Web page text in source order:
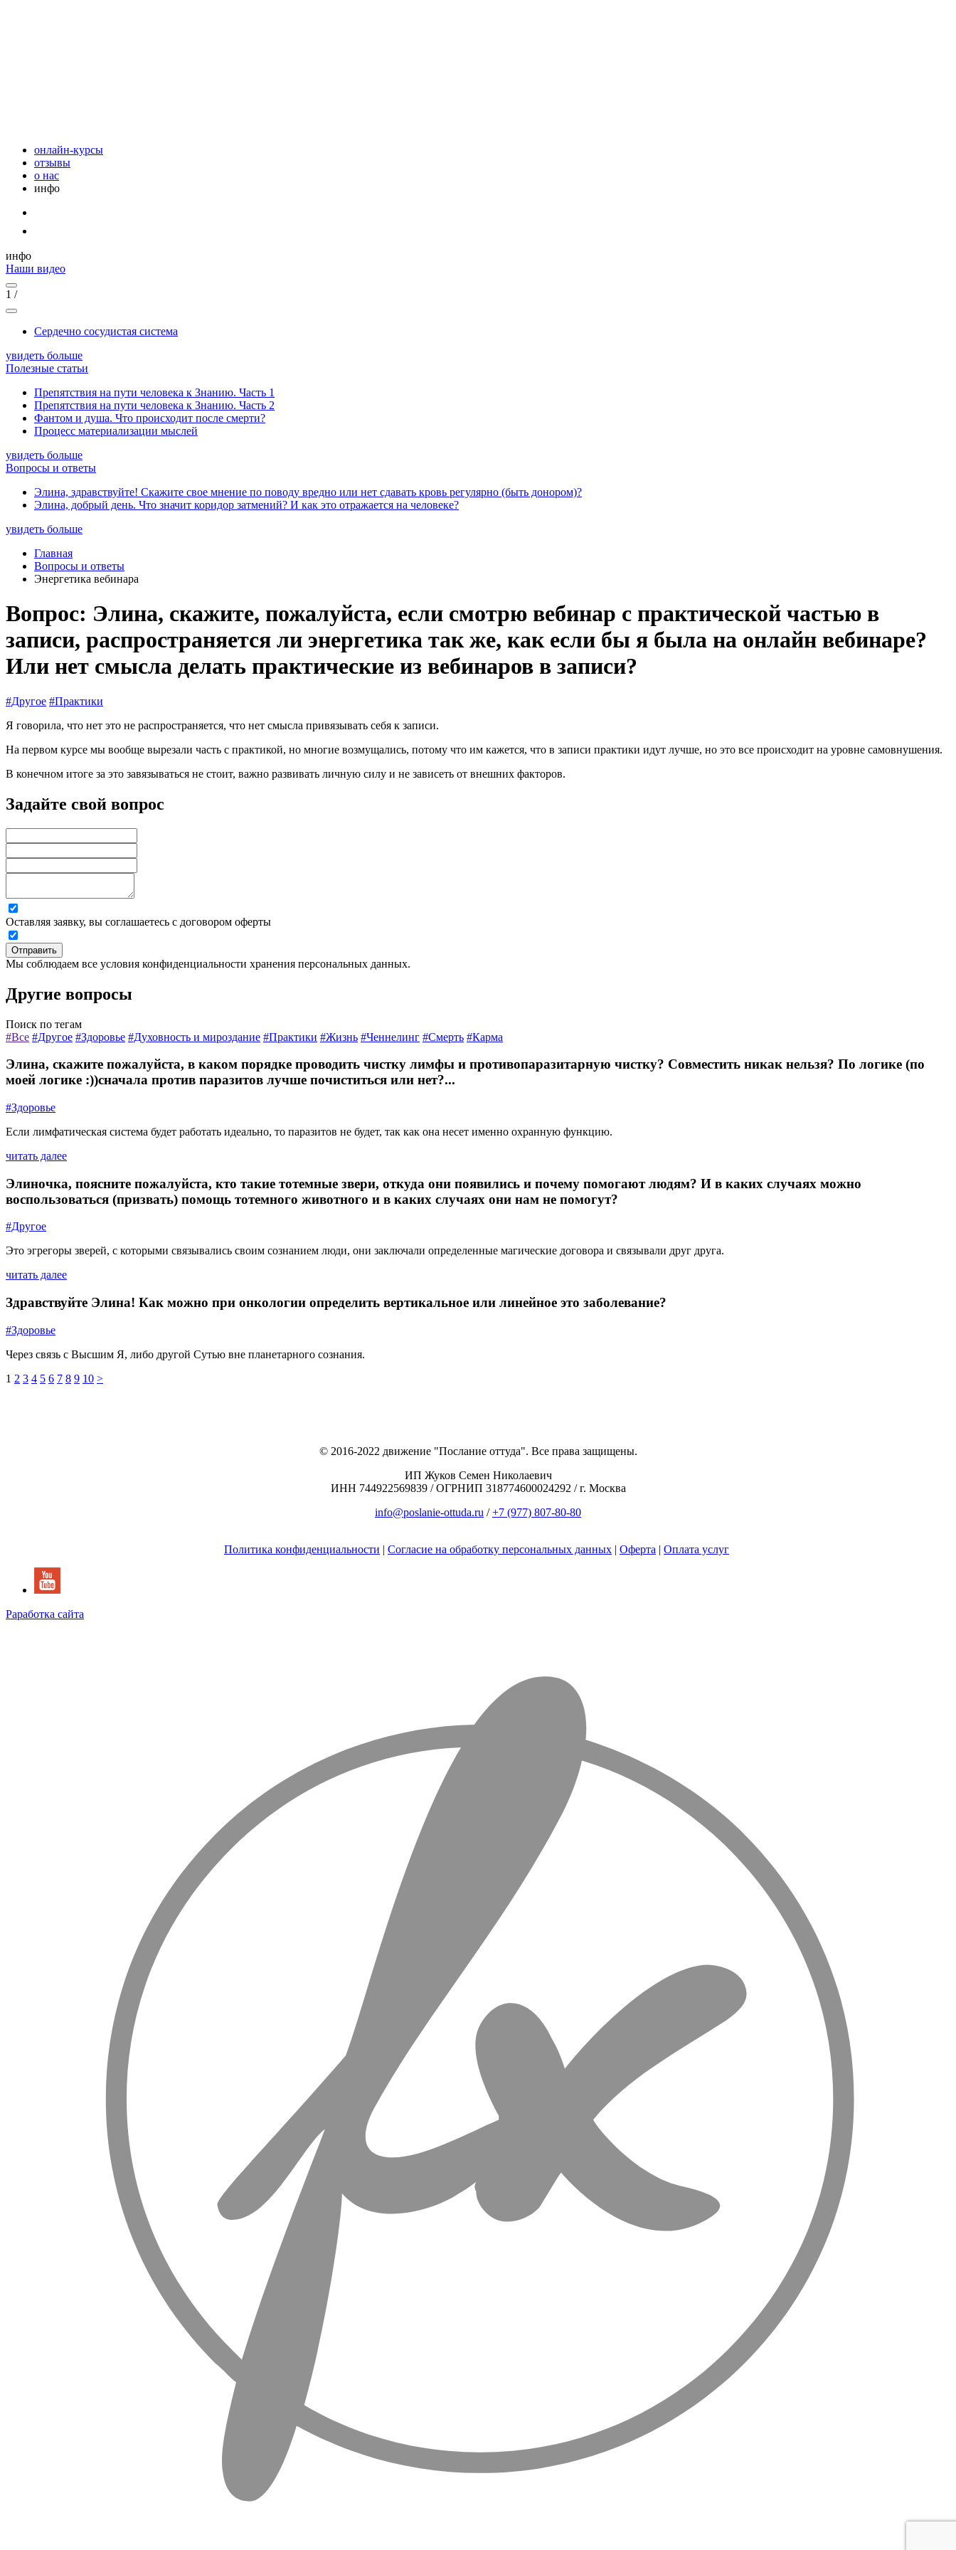
онлайн-курсы
отзывы
о нас
инфо
инфо
Наши видео
1 /
Сердечно сосудистая система
увидеть больше
Полезные статьи
Препятствия на пути человека к Знанию. Часть 1
Препятствия на пути человека к Знанию. Часть 2
Фантом и душа. Что происходит после смерти?
Процесс материализации мыслей
увидеть больше
Вопросы и ответы
Элина, здравствуйте! Скажите свое мнение по поводу вредно или нет сдавать кровь регулярно (быть донором)?
Элина, добрый день. Что значит коридор затмений? И как это отражается на человеке?
увидеть больше
Главная
Вопросы и ответы
Энергетика вебинара
Вопрос: Элина, скажите, пожалуйста, если смотрю вебинар с практической частью в
записи, распространяется ли энергетика так же, как если бы я была на онлайн вебинаре?
Или нет смысла делать практические из вебинаров в записи?
#Другое #Практики
Я говорила, что нет это не распространяется, что нет смысла привязывать себя к записи.
На первом курсе мы вообще вырезали часть с практикой, но многие возмущались, потому что им кажется, что в записи практики идут лучше, но это все происходит на уровне самовнушения.
В конечном итоге за это завязываться не стоит, важно развивать личную силу и не зависеть от внешних факторов.
Задайте свой вопрос
Оставляя заявку, вы соглашаетесь с договором оферты
Отправить
Мы соблюдаем все условия конфиденциальности хранения персональных данных.
Другие вопросы
Поиск по тегам
#Все #Другое #Здоровье #Духовность и мироздание #Практики #Жизнь #Ченнелинг #Смерть #Карма
Элина, скажите пожалуйста, в каком порядке проводить чистку лимфы и противопаразитарную чистку? Совместить никак нельзя? По логике (по
моей логике :))сначала против паразитов лучше почиститься или нет?...
#Здоровье
Если лимфатическая система будет работать идеально, то паразитов не будет, так как она несет именно охранную функцию.
читать далее
Элиночка, поясните пожалуйста, кто такие тотемные звери, откуда они появились и почему помогают людям? И в каких случаях можно
воспользоваться (призвать) помощь тотемного животного и в каких случаях они нам не помогут?
#Другое
Это эгрегоры зверей, с которыми связывались своим сознанием люди, они заключали определенные магические договора и связывали друг друга.
читать далее
Здравствуйте Элина! Как можно при онкологии определить вертикальное или линейное это заболевание?
#Здоровье
Через связь с Высшим Я, либо другой Сутью вне планетарного сознания.
1 2 3 4 5 6 7 8 9 10 >
© 2016-2022 движение "Послание оттуда". Все права защищены.
ИП Жуков Семен Николаевич
ИНН 744922569839 / ОГРНИП 318774600024292 / г. Москва
info@poslanie-ottuda.ru /+7 (977) 807-80-80
Политика конфиденциальности | Согласие на обработку персональных данных | Оферта | Оплата услуг
Раработка сайта